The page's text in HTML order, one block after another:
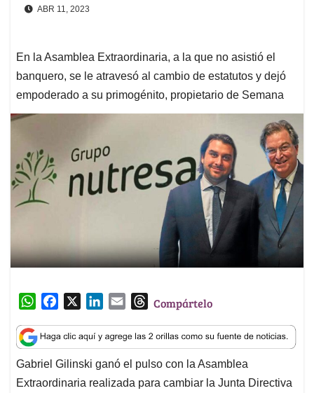
ABR 11, 2023
En la Asamblea Extraordinaria, a la que no asistió el
banquero, se le atravesó al cambio de estatutos y dejó
empoderado a su primogénito, propietario de Semana
W
a
t
s
A
c
e
b
o
n
k
e
d
a
i
l
T
r
e
a
d
Compártelo
Gabriel Gilinski ganó el pulso con la Asamblea
Extraordinaria realizada para cambiar la Junta Directiva